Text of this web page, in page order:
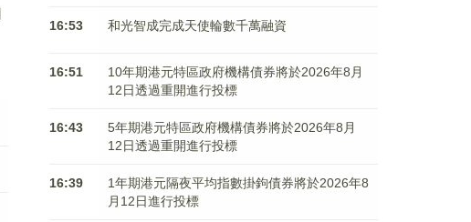
16:53 和光智成完成天使輪數千萬融資
16:51
10年期港元特區政府機構債券將於2026年8月
12日透過重開進行投標
16:43
5年期港元特區政府機構債券將於2026年8月
12日透過重開進行投標
16:39
1年期港元隔夜平均指數掛鉤債券將於2026年8
月12日進行投標